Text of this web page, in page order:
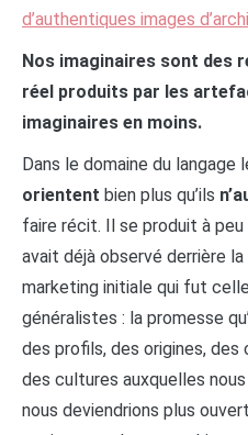
d’authentiques images
Nos imaginaires sont des
réel produits par les
imaginaires en moins.
Dans le domaine du
orientent bien plus qu’ils
faire récit. Il se produit à peu
avait déjà observé derrière
marketing initiale qui fut
généralistes : la promesse
des profils, des origines,
des cultures auxquelles
nous deviendrions plus